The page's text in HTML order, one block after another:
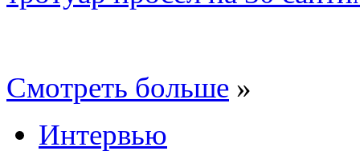
Смотреть больше »
Интервью